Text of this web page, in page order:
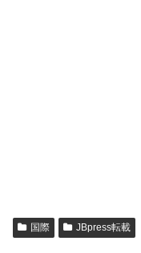
国際 JBpress転載